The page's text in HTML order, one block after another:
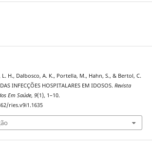
H., Dalbosco, A. K., Portella, M., Hahn, S., & Bertol, C.
INFECÇÕES HOSPITALARES EM IDOSOS. Revista
Em Saúde, 9(1), 1–10.
ries.v9i1.1635